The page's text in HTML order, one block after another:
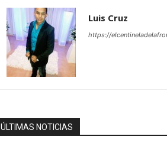
Luis Cruz
https://
ÚLTIMAS NOTICIAS